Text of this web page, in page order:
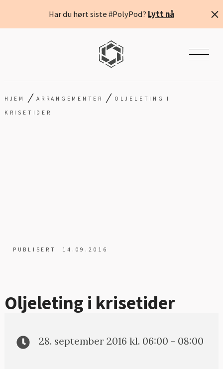
Har du hørt siste #PolyPod? Lytt nå
HJEM /ARRANGEMENTER / OLJELETING I
KRISETIDER
PUBLISERT: 14.09.2016
Oljeleting i krisetider
28. september 2016 kl. 06:00 - 08:00